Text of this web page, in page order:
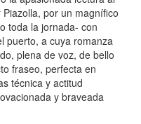
por un magnífico
toda la jornada- con
puerto, a cuya romanza
plena de voz, de bello
fraseo, perfecta en
técnica y actitud
y braveada